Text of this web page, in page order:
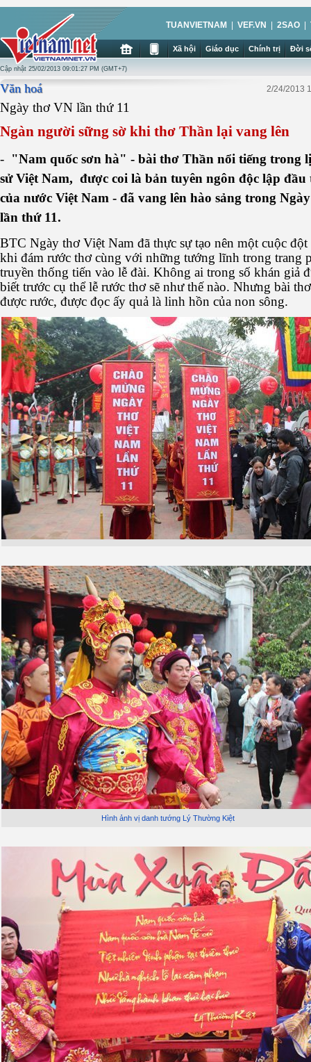
TUANVIETNAM VEF.VN 2SAO
Xã hội Giáo dục Chính trị Đời
Cập nhật 25/02/2013 09:01:27 PM (GMT+7)
Văn hoá 2/24/2013
Ngày thơ VN lần thứ 11
Ngàn người sững sờ khi thơ Thần lại vang lên
- "Nam quốc sơn hà" - bài thơ Thần nổi tiếng trong
sử Việt Nam, được coi là bản tuyên ngôn độc lập đầu
của nước Việt Nam - đã vang lên hào sảng trong
lần thứ 11.
BTC Ngày thơ Việt Nam đã thực sự tạo nên một cuộc đột
khi đám rước thơ cùng với những tướng lĩnh trong trang
truyền thống tiến vào lễ đài. Không ai trong số khán giả
biết trước cụ thể lễ rước thơ sẽ như thế nào. Nhưng bài
được rước, được đọc ấy quả là linh hồn của non sông.
Hình ảnh vị danh tướng Lý Thường Kiệt